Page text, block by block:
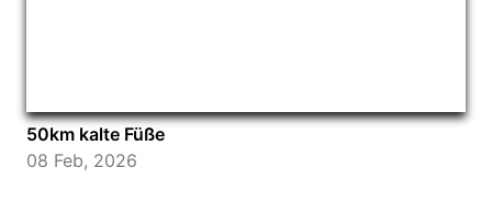
50km kalte Füße
08 Feb, 2026